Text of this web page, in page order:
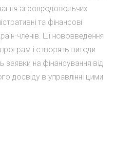
агропродовольчих
та фінансові
членів. Ці нововведення
і створять вигоди
заявки на фінансування від
досвіду в управлінні цими